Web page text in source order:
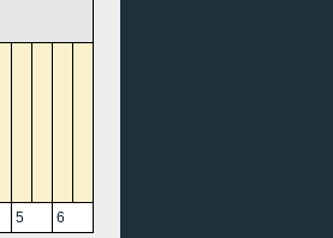
5 6